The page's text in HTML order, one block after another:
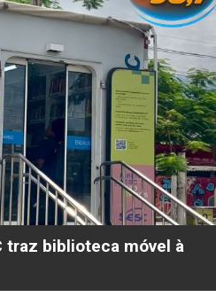
traz biblioteca móvel à